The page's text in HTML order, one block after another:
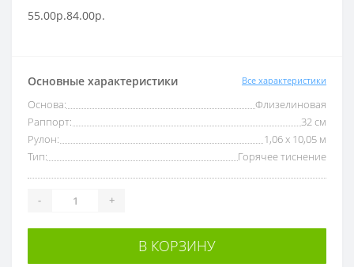
55.00р.84.00р.
Основные характеристики Все характеристики
Основа:
Флизелиновая
Раппорт:
32 см
Рулон:
1,06 x 10,05 м
Тип:
Горячее тиснение
- +
В КОРЗИНУ